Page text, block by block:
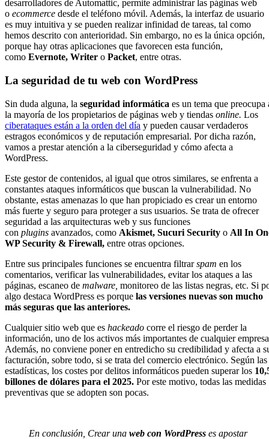
desarrolladores de Automattic, permite administrar las páginas web
o ecommerce desde el teléfono móvil. Además, la interfaz de usuario
es muy intuitiva y se pueden realizar infinidad de tareas, tal como
hemos descrito con anterioridad. Sin embargo, no es la única opción,
porque hay otras aplicaciones que favorecen esta función,
como Evernote, Writer o Packet, entre otras.
La seguridad de tu web con WordPress
Sin duda alguna, la seguridad informática es un tema que preocupa
la mayoría de los propietarios de páginas web y tiendas online. Los
ciberataques están a la orden del día y pueden causar verdaderos
estragos económicos y de reputación empresarial. Por dicha razón,
vamos a prestar atención a la ciberseguridad y cómo afecta a
WordPress.
Este gestor de contenidos, al igual que otros similares, se enfrenta a
constantes ataques informáticos que buscan la vulnerabilidad. No
obstante, estas amenazas lo que han propiciado es crear un entorno
más fuerte y seguro para proteger a sus usuarios. Se trata de ofrecer
seguridad a las arquitecturas web y sus funciones
con plugins avanzados, como Akismet, Sucuri Security o All In
WP Security & Firewall, entre otras opciones.
Entre sus principales funciones se encuentra filtrarspam en los
comentarios, verificar las vulnerabilidades, evitar los ataques a las
páginas, escaneo de malware, monitoreo de las listas negras, etc. Si
algo destaca WordPress es porque las versiones nuevas son mucho
más seguras que las anteriores.
Cualquier sitio web que es hackeado corre el riesgo de perder la
información, uno de los activos más importantes de cualquier
Además, no conviene poner en entredicho su credibilidad y afecta a
facturación, sobre todo, si se trata del comercio electrónico. Según las
estadísticas, los costes por delitos informáticos pueden superar los
billones de dólares para el 2025. Por este motivo, todas las medidas
preventivas que se adopten son pocas.
En conclusión, Crear una web con WordPress es apostar